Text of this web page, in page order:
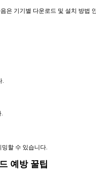
은 기기별 다운로드 및 설치 방법
.
할 수 있습니다.
예방 꿀팁